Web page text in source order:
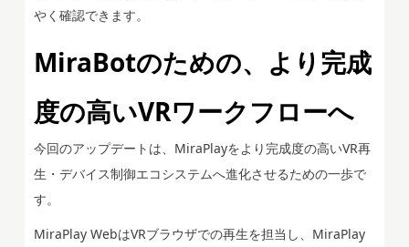
やく確認できます。
MiraBotのための、より完成
度の高いVRワークフローへ
今回のアップデートは、MiraPlayをより完成度の高いVR再
生・デバイス制御エコシステムへ進化させるための一歩で
す。
MiraPlay WebはVRブラウザでの再生を担当し、MiraPlay